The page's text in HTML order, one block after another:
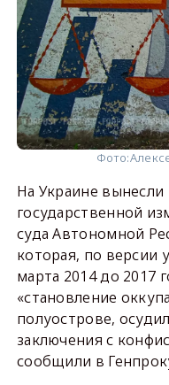
Фото:
На Украине
государственной
суда Автономной
которая, по версии
марта 2014 до 2017
«становление
полуострове,
заключения с
сообщили в